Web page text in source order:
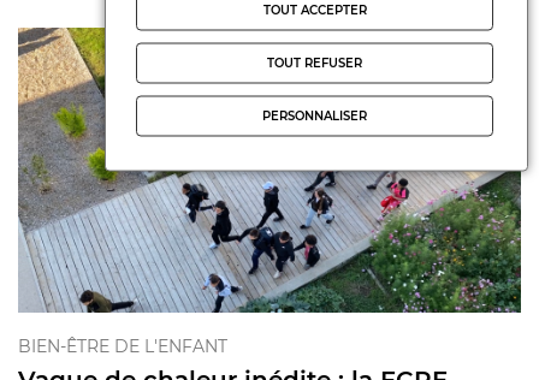
BIEN-ÊTRE DE L'ENFANT
TOUT ACCEPTER
TOUT REFUSER
PERSONNALISER